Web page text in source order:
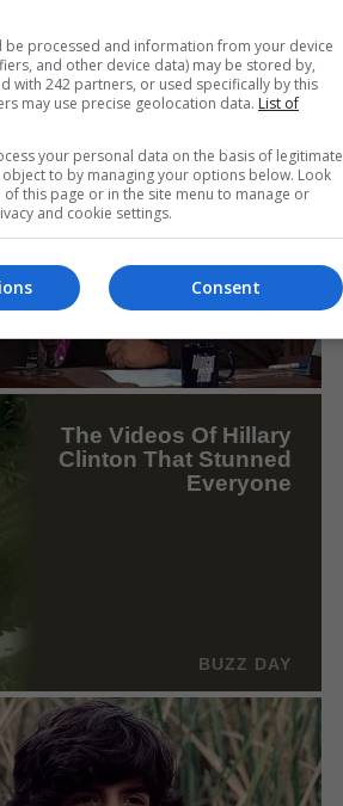
be processed and information from your device
and other device data) may be stored by,
with 242 partners, or used specifically by this
may use precise geolocation data. List of
your personal data on the basis of legitimate
object to by managing your options below. Look
this page or in the site menu to manage or
and cookie settings.
Consent